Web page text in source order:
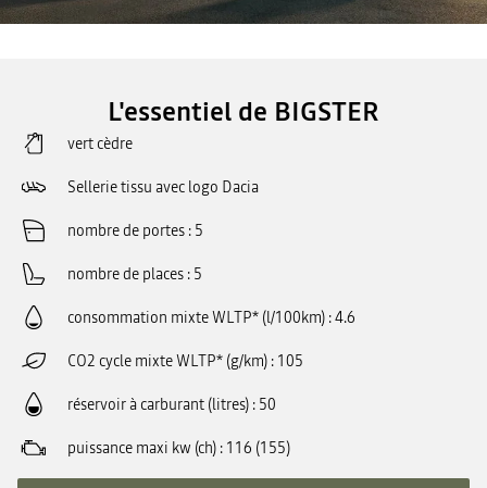
L'essentiel de BIGSTER
vert cèdre
Sellerie tissu avec logo Dacia
nombre de portes 5
nombre de places 5
consommation mixte WLTP* (l/100km) 4.6
CO2 cycle mixte WLTP* (g/km) 105
réservoir à carburant (litres) 50
puissance maxi kw (ch) 116 (155)